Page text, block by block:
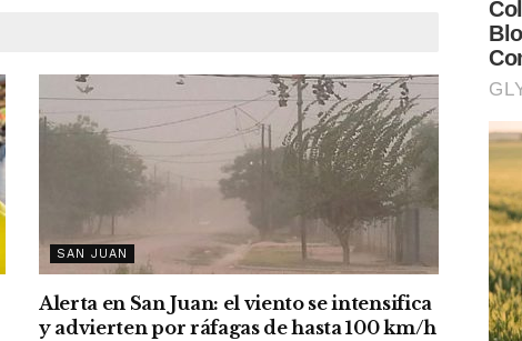
SAN JUAN
Alerta en San Juan: el viento se intensifica
y advierten por ráfagas de hasta 100 km/h